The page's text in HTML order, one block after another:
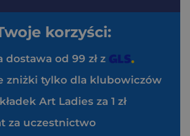
korzyści:
dostawa od 99 zł z
zniżki tylko dla klubowiczów
Art Ladies za 1 zł
za uczestnictwo